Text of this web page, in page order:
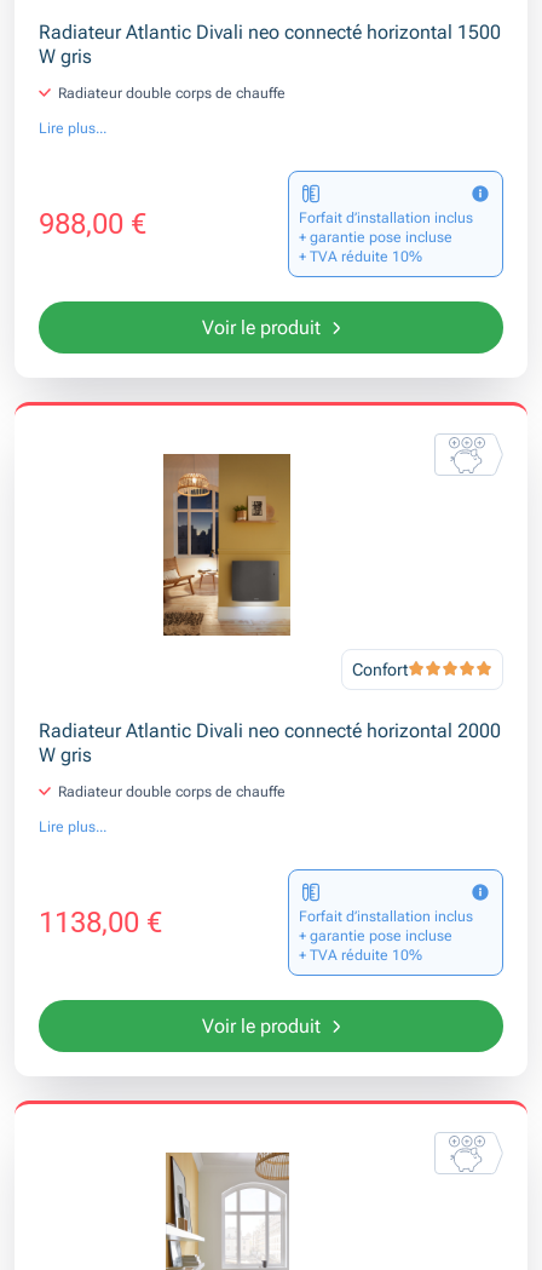
Radiateur Atlantic Divali neo connecté horizontal 1500
W gris
Radiateur double corps de chauffe
Lire plus...
988,00 €
Forfait d’installation inclus
+ garantie pose incluse
+ TVA réduite 10%
Voir le produit
Confort
Radiateur Atlantic Divali neo connecté horizontal 2000
W gris
Radiateur double corps de chauffe
Lire plus...
1138,00 €
Forfait d’installation inclus
+ garantie pose incluse
+ TVA réduite 10%
Voir le produit